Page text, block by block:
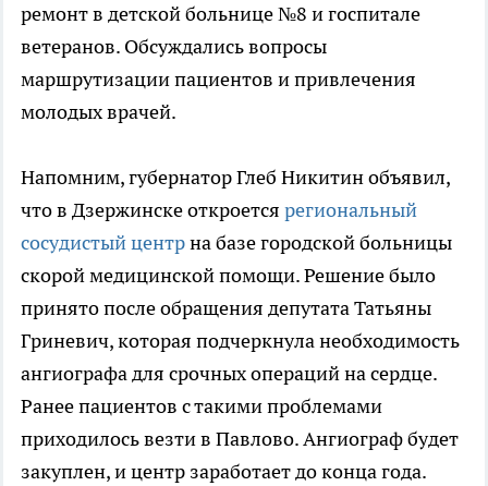
ремонт в детской больнице №8 и госпитале
ветеранов. Обсуждались вопросы
маршрутизации пациентов и привлечения
молодых врачей.
Напомним, губернатор Глеб Никитин объявил,
что в Дзержинске откроется региональный
сосудистый центрна базе городской больницы
скорой медицинской помощи. Решение было
принято после обращения депутата Татьяны
Гриневич, которая подчеркнула необходимость
ангиографа для срочных операций на сердце.
Ранее пациентов с такими проблемами
приходилось везти в Павлово. Ангиограф будет
закуплен, и центр заработает до конца года.